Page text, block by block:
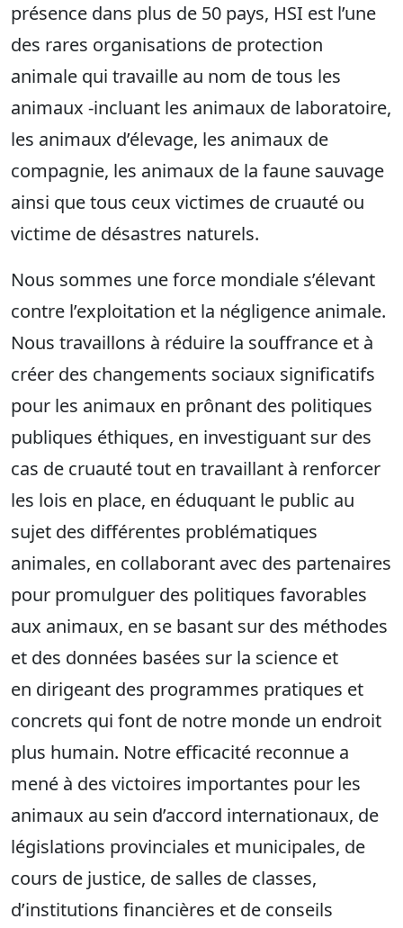
présence dans plus de 50 pays, HSI est l’une
des rares organisations de protection
animale qui travaille au nom de tous les
animaux -incluant les animaux de laboratoire,
les animaux d’élevage, les animaux de
compagnie, les animaux de la faune sauvage
ainsi que tous ceux victimes de cruauté ou
victime de désastres naturels.
Nous sommes une force mondiale s’élevant
contre l’exploitation et la négligence animale.
Nous travaillons à réduire la souffrance et à
créer des changements sociaux significatifs
pour les animaux en prônant des politiques
publiques éthiques, en investiguant sur des
cas de cruauté tout en travaillant à renforcer
les lois en place, en éduquant le public au
sujet des différentes problématiques
animales, en collaborant avec des partenaires
pour promulguer des politiques favorables
aux animaux, en se basant sur des méthodes
et des données basées sur la science et
en dirigeant des programmes pratiques et
concrets qui font de notre monde un endroit
plus humain. Notre efficacité reconnue a
mené à des victoires importantes pour les
animaux au sein d’accord internationaux, de
législations provinciales et municipales, de
cours de justice, de salles de classes,
d’institutions financières et de conseils